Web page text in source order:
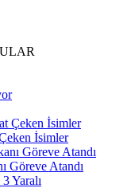
İsimler
Göreve Atandı